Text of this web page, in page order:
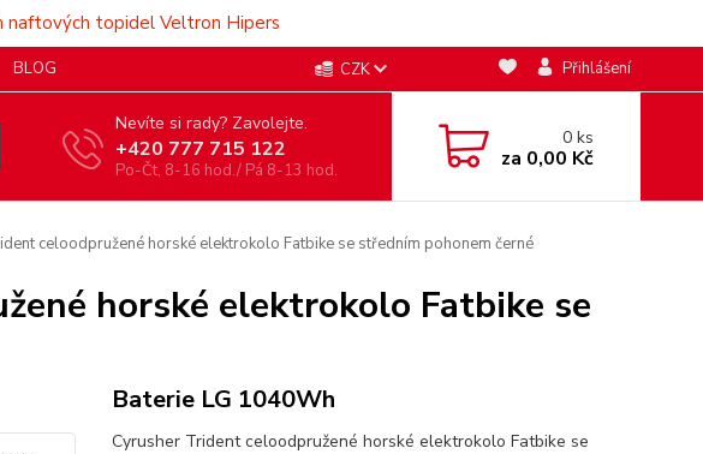
naftových topidel Veltron Hipers
BLOG CZK Přihlášení
Nevíte si rady? Zavolejte.
+420 777 715 122
Po-Čt, 8-16 hod./ Pá 8-13 hod.
0ks
za 0,00 Kč
celoodpružené horské elektrokolo Fatbike se středním pohonem černé
horské elektrokolo Fatbike se
Baterie LG 1040Wh
Cyrusher Trident celoodpružené horské elektrokolo Fatbike se